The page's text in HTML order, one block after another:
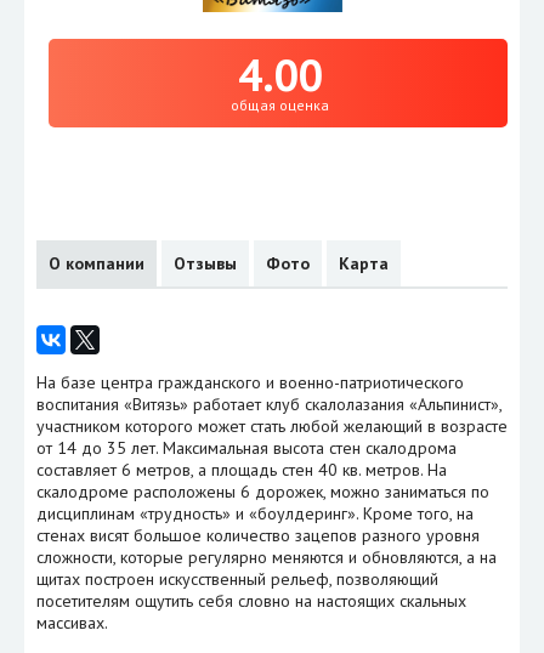
4.00
общая оценка
О компании Отзывы Фото Карта
На базе центра гражданского и военно-патриотического
воспитания «Витязь» работает клуб скалолазания «Альпинист»,
участником которого может стать любой желающий в возрасте
от 14 до 35 лет. Максимальная высота стен скалодрома
составляет 6 метров, а площадь стен 40 кв. метров. На
скалодроме расположены 6 дорожек, можно заниматься по
дисциплинам «трудность» и «боулдеринг». Кроме того, на
стенах висят большое количество зацепов разного уровня
сложности, которые регулярно меняются и обновляются, а на
щитах построен искусственный рельеф, позволяющий
посетителям ощутить себя словно на настоящих скальных
массивах.